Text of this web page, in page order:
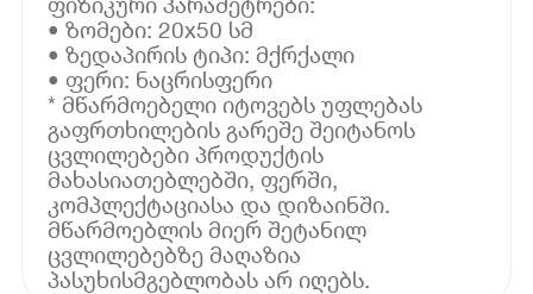
• ზომები: 20x50 სმ
• ზედაპირის ტიპი: მქრქალი
• ფერი: ნაცრისფერი
* მწარმოებელი იტოვებს უფლებას
გაფრთხილების გარეშე შეიტანოს
ცვლილებები პროდუქტის
მახასიათებლებში, ფერში,
კომპლექტაციასა და დიზაინში.
მწარმოებლის მიერ შეტანილ
ცვლილებებზე მაღაზია
პასუხისმგებლობას არ იღებს.